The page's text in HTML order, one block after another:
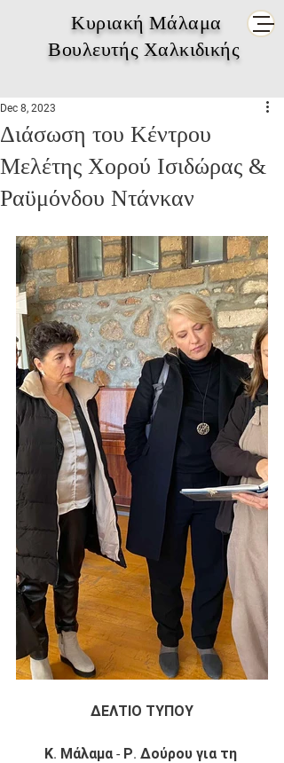
Κυριακή Μάλαμα
Βουλευτής Χαλκιδικής
Διάσωση του Κέντρου
Μελέτης Χορού Ισιδώρας &
Ραϋμόνδου Ντάνκαν
Dec 8, 2023
ΔΕΛΤΙΟ ΤΥΠΟΥ
Κ. Μάλαμα - Ρ. Δούρου για τη